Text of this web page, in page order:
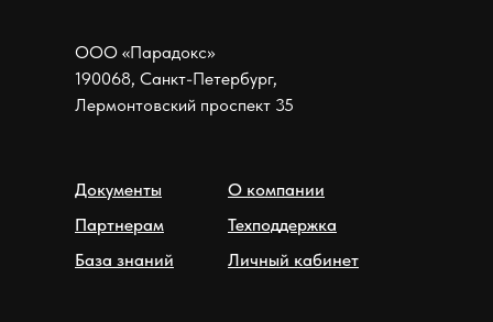
Документы
Партнерам
База знаний
О компании
Техподдержка
Личный кабинет
ООО «Парадокс»
190068, Санкт-Петербург,
Лермонтовский проспект 35